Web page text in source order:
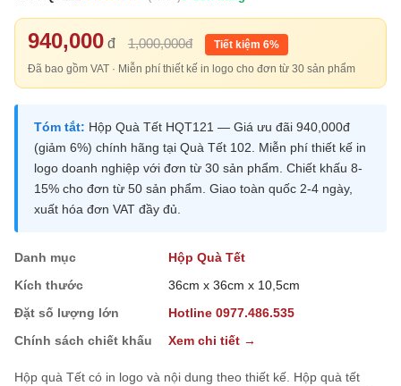
940,000 đ 1,000,000đ
Tiết kiệm 6%
Đã bao gồm VAT · Miễn phí thiết kế in logo cho đơn từ 30 sản phẩm
Tóm tắt: Hộp Quà Tết HQT121 — Giá ưu đãi 940,000đ
(giảm 6%) chính hãng tại Quà Tết 102. Miễn phí thiết kế in
logo doanh nghiệp với đơn từ 30 sản phẩm. Chiết khấu 8-
15% cho đơn từ 50 sản phẩm. Giao toàn quốc 2-4 ngày,
xuất hóa đơn VAT đầy đủ.
Danh mục
Hộp Quà Tết
Kích thước
36cm x 36cm x 10,5cm
Đặt số lượng lớn
Hotline 0977.486.535
Chính sách chiết khấu
Xem chi tiết →
Hộp quà Tết có in logo và nội dung theo thiết kế. Hộp quà tết